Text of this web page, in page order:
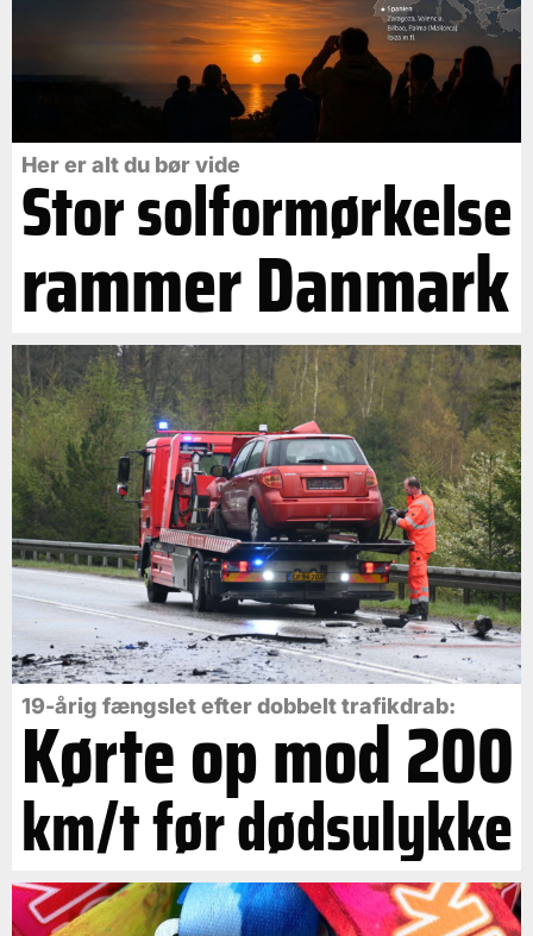
Her er alt du bør vide
Stor solformørkelse
rammer Danmark
19-årig fængslet efter dobbelt trafikdrab:
Kørte op mod 200
km/t før dødsulykke